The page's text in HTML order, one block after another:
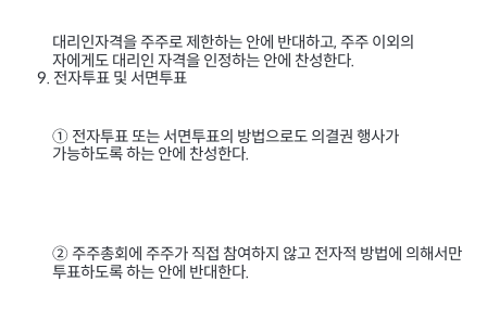
대리인자격을 주주로 제한하는 안에 반대하고, 주주 이외의
자에게도 대리인 자격을 인정하는 안에 찬성한다.
9. 전자투표 및 서면투표
① 전자투표 또는 서면투표의 방법으로도 의결권 행사가
가능하도록 하는 안에 찬성한다.
② 주주총회에 주주가 직접 참여하지 않고 전자적 방법에 의해서만
투표하도록 하는 안에 반대한다.